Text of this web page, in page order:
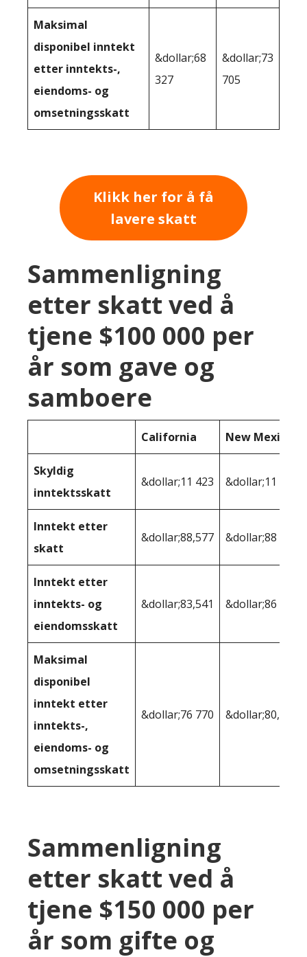
Maksimal
disponibel inntekt
etter inntekts-,
eiendoms- og
omsetningsskatt
&dollar;68
327
&dollar;73
705
Klikk her for å få
lavere skatt
Sammenligning
etter skatt ved å
tjene $100 000 per
år som gave og
samboere
California New Mexico
Skyldig
inntektsskatt
&dollar;11 423 &dollar;11 704
Inntekt etter
skatt
&dollar;88,577 &dollar;88 296
Inntekt etter
inntekts- og
eiendomsskatt
&dollar;83,541 &dollar;86 533
Maksimal
disponibel
inntekt etter
inntekts-,
eiendoms- og
omsetningsskatt
&dollar;76 770 &dollar;80,242
Sammenligning
etter skatt ved å
tjene $150 000 per
år som gifte og